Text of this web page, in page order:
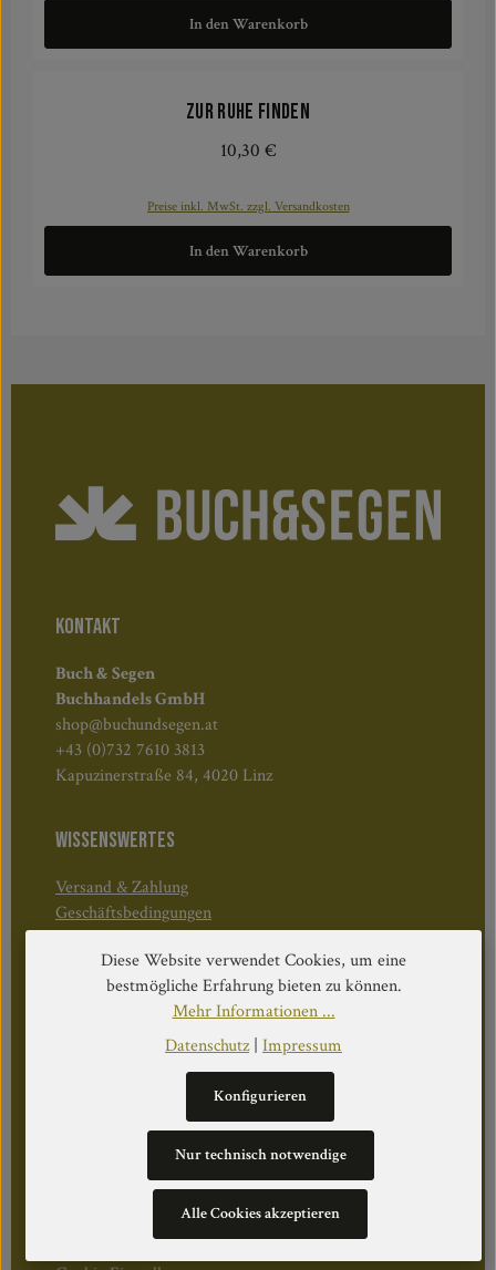
In den Warenkorb
Zur Ruhe finden
Regulärer Preis:
10,30 €
Preise inkl. MwSt. zzgl. Versandkosten
In den Warenkorb
KONTAKT
Buch & Segen
Buchhandels GmbH
shop@buchundsegen.at
+43 (0)732 7610 3813
Kapuzinerstraße 84, 4020 Linz
WISSENSWERTES
Versand & Zahlung
Geschäftsbedingungen
Öffnungszeiten:
Mo–Do: 08:30–17:00 Uhr
Fr: 08:30–12:30 Uhr
Diese Website verwendet Cookies, um eine
bestmögliche Erfahrung bieten zu können.
Mehr Informationen ...
Datenschutz| Impressum
Nur technisch notwendige
Konfigurieren
Alle Cookies akzeptieren